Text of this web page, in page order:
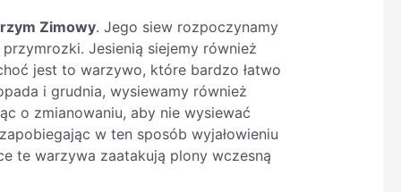
Zimowy. Jego siew rozpoczynamy
Jesienią siejemy również
jest to warzywo, które bardzo łatwo
i grudnia, wysiewamy również
o zmianowaniu, aby nie wysiewać
w ten sposób wyjałowieniu
te warzywa zaatakują plony wczesną